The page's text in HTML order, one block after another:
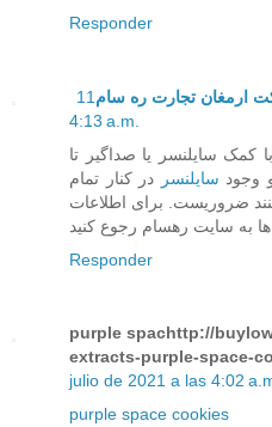
Responder
ارمغان تجارت ره سام 11 de mayo de 2021 a las
4:13 a.m.
کمک سایلنسر یا صداگیر تا
وجود سایلنسر
در کنار تمام
ضروریست. برای اطلاعات
Responder
purple spachttp://
extracts-purple-space-
julio de 2021 a las 4:02
purple space cookies